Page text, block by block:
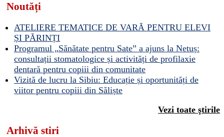
Noutăți
ATELIERE TEMATICE DE VARĂ PENTRU ELEVI
ȘI PĂRINȚI
Programul „Sănătate pentru Sate” a ajuns la Netuș:
consultații stomatologice și activități de profilaxie
dentară pentru copiii din comunitate
Vizită de lucru la Sibiu: Educație și oportunități de
viitor pentru copiii din Săliște
Vezi toate ştirile
Arhivă stiri